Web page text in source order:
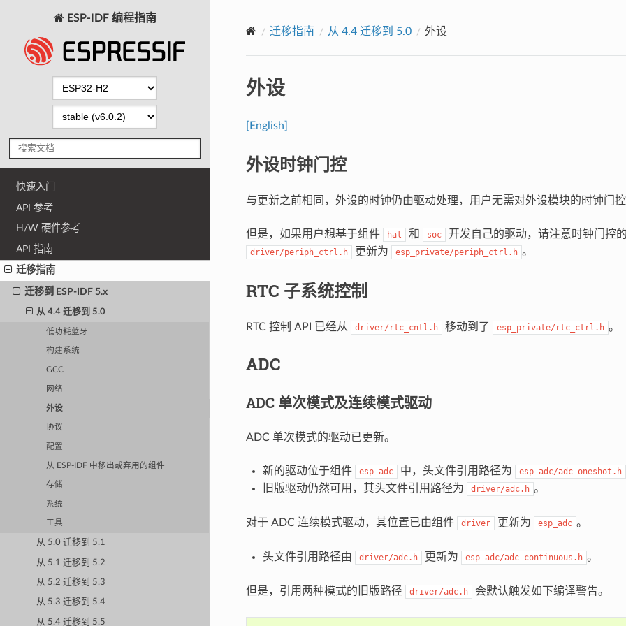
ESP-IDF 编程指南
快速入门
API 参考
H/W 硬件参考
API 指南
迁移指南
迁移到 ESP-IDF 5.x
从 4.4 迁移到 5.0
低功耗蓝牙
构建系统
GCC
网络
外设
协议
配置
从 ESP-IDF 中移出或弃用的组件
存储
系统
工具
从 5.0 迁移到 5.1
从 5.1 迁移到 5.2
从 5.2 迁移到 5.3
从 5.3 迁移到 5.4
从 5.4 迁移到 5.5
迁移指南 从 4.4 迁移到 5.0 外设
外设
[English]
外设时钟门控
与更新之前相同，外设的时钟仍由驱动处理，用户无需对外设模块的时钟门
但是，如果用户想基于组件 hal 和 soc 开发自己的驱动，请注意时钟门控
driver/periph_ctrl.h 更新为 esp_private/periph_ctrl.h 。
RTC 子系统控制
RTC 控制 API 已经从 driver/rtc_cntl.h 移动到了 esp_private/rtc_ctrl.h 。
ADC
ADC 单次模式及连续模式驱动
ADC 单次模式的驱动已更新。
新的驱动位于组件 esp_adc 中，头文件引用路径为 esp_adc/adc_oneshot.h
旧版驱动仍然可用，其头文件引用路径为
driver/adc.h 。
对于 ADC 连续模式驱动，其位置已由组件 driver 更新为 esp_adc 。
头文件引用路径由 driver/adc.h 更新为 esp_adc/adc_continuous.h 。
但是，引用两种模式的旧版路径 driver/adc.h 会默认触发如下编译警告。